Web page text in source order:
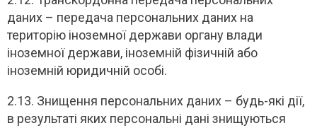
даних – передача персональних даних на
територію іноземної держави органу влади
іноземної держави, іноземній фізичній або
іноземній юридичній особі.
2.13. Знищення персональних даних – будь-які дії,
в результаті яких персональні дані знищуються